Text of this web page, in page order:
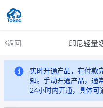
返回 印尼轻量
实时开通产品，在付款
知。手动开通产品，通
24小时内开通，具体可